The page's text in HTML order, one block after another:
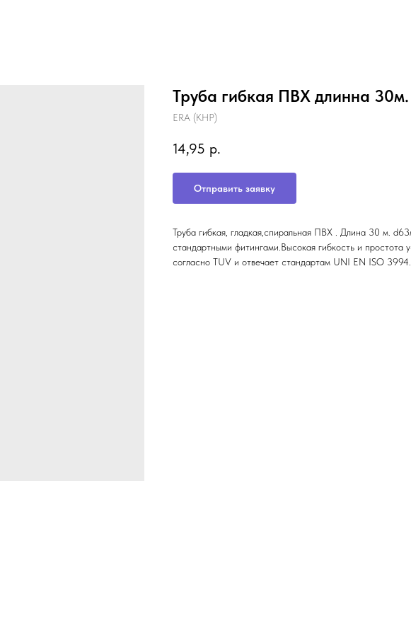
Труба гибкая ПВХ длинна
ERA (КНР)
14,95 р.
Отправить заявку
Труба гибкая, гладкая,спиральная ПВХ . Длина 30 м.
стандартными фитингами.Высокая гибкость и простота
согласно TUV и отвечает стандартам UNI EN ISO 3994.